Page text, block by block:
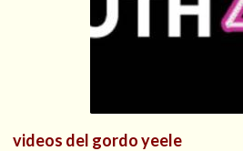
videos del gordo yeele